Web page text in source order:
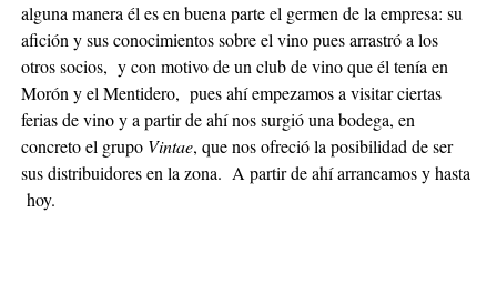
alguna manera él es en buena parte el germen de la empresa: su
afición y sus conocimientos sobre el vino pues arrastró a los
otros socios, y con motivo de un club de vino que él tenía en
Morón y el Mentidero, pues ahí empezamos a visitar ciertas
ferias de vino y a partir de ahí nos surgió una bodega, en
concreto el grupo Vintae, que nos ofreció la posibilidad de ser
sus distribuidores en la zona. A partir de ahí arrancamos y hasta
hoy.